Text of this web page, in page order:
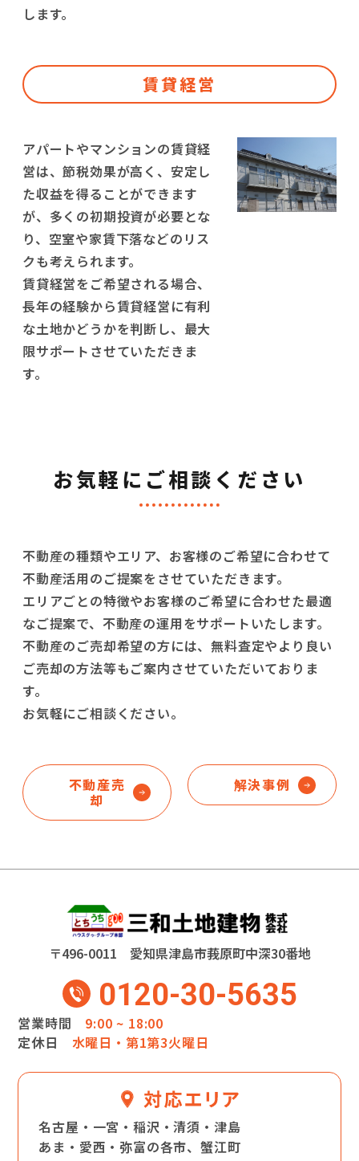
します。
賃貸経営
アパートやマンションの賃貸経
営は、節税効果が高く、安定し
た収益を得ることができます
が、多くの初期投資が必要とな
り、空室や家賃下落などのリス
クも考えられます。
賃貸経営をご希望される場合、
長年の経験から賃貸経営に有利
な土地かどうかを判断し、最大
限サポートさせていただきま
す。
お気軽にご相談ください
不動産の種類やエリア、お客様のご希望に合わせて
不動産活用のご提案をさせていただきます。
エリアごとの特徴やお客様のご希望に合わせた最適
なご提案で、不動産の運用をサポートいたします。
不動産のご売却希望の方には、無料査定やより良い
ご売却の方法等もご案内させていただいておりま
す。
お気軽にご相談ください。
不動産売
却
解決事例
〒496-0011 愛知県津島市莪原町中深30番地
0120-30-5635
営業時間 9:00 ~ 18:00
定休日 水曜日・第1第3火曜日
名古屋・一宮・稲沢・清須・津島
あま・愛西・弥富の各市、蟹江町